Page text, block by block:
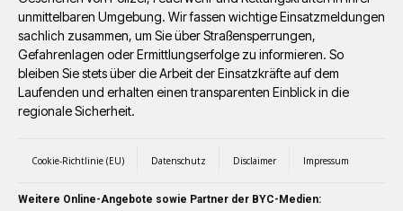
unmittelbaren Umgebung. Wir fassen wichtige Einsatzmeldungen
sachlich zusammen, um Sie über Straßensperrungen,
Gefahrenlagen oder Ermittlungserfolge zu informieren. So
bleiben Sie stets über die Arbeit der Einsatzkräfte auf dem
Laufenden und erhalten einen transparenten Einblick in die
regionale Sicherheit.
Cookie-Richtlinie (EU) Datenschutz Disclaimer Impressum
Weitere Online-Angebote sowie Partner der BYC-Medien: